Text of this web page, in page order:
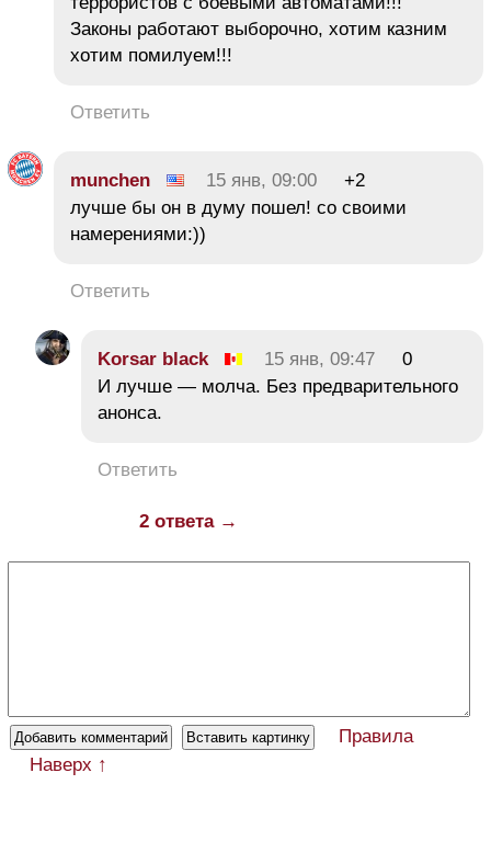
Законы работают выборочно, хотим казним
хотим помилуем!!!
Ответить
munchen 15 янв, 09:00
+2
лучше бы он в думу пошел! со своими
намерениями:))
Ответить
Korsar black 15 янв, 09:47
0
И лучше — молча. Без предварительного
анонса.
Ответить
2 ответа →
Правила
Наверх ↑